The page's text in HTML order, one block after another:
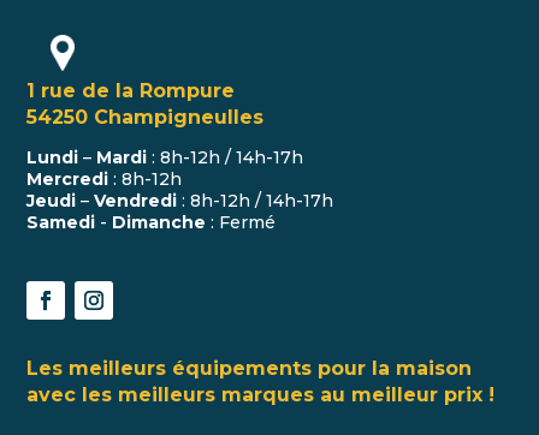
1 rue de la Rompure
54250 Champigneulles
Lundi – Mardi : 8h-12h / 14h-17h
Mercredi : 8h-12h
Jeudi –Vendredi : 8h-12h / 14h-17h
Samedi - Dimanche : Fermé
Les meilleurs équipements pour la maison
avec les meilleurs marques au meilleur prix !